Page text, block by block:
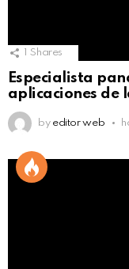
1 Shares
Especialista
aplicaciones de
by editor web